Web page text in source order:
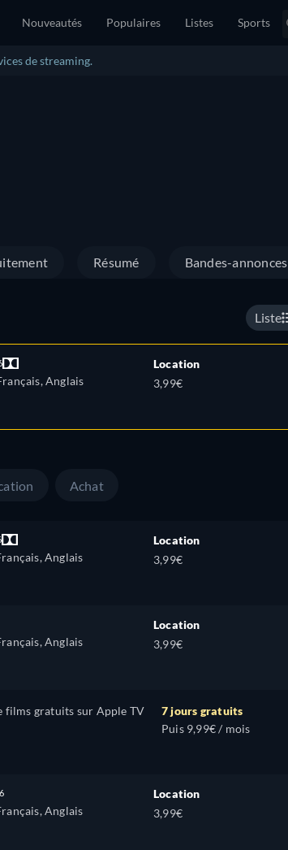
Nouveautés Populaires Listes Sports
de streaming.
Résumé Bandes-annonces
Liste
Anglais
Location
3,99€
Achat
Anglais
Location
3,99€
Anglais
Location
3,99€
films gratuits sur Apple TV
7 jours gratuits
Puis 9,99€ / mois
Anglais
Location
3,99€